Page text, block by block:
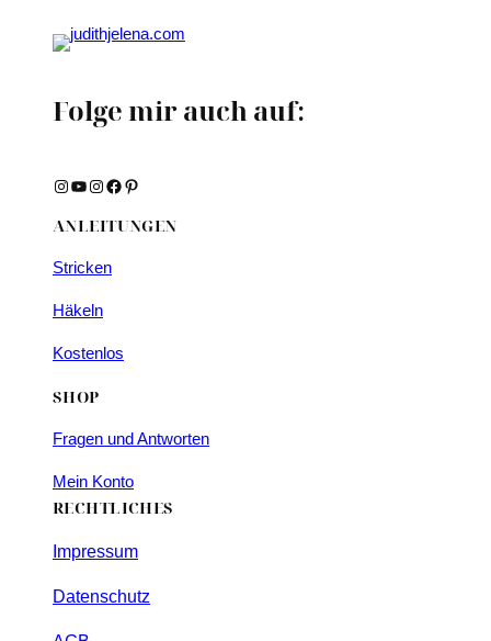
Folge mir auch auf:
Instagram YouTube Instagram Facebook Pinterest
ANLEITUNGEN
Stricken
Häkeln
Kostenlos
SHOP
Fragen und Antworten
Mein Konto
RECHTLICHES
Impressum
Datenschutz